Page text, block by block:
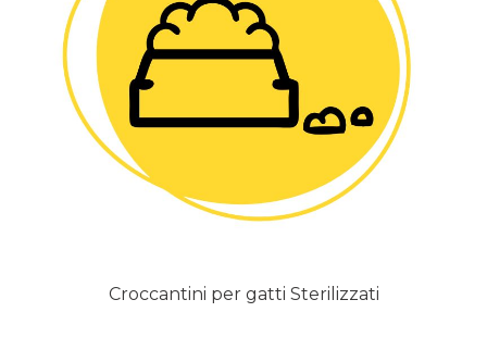
Croccantini per gatti Sterilizzati